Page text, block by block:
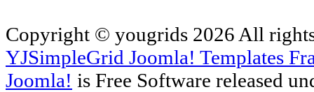
Copyright © yougrids 2026 All
YJSimpleGrid Joomla! Templates
Joomla! is Free Software released